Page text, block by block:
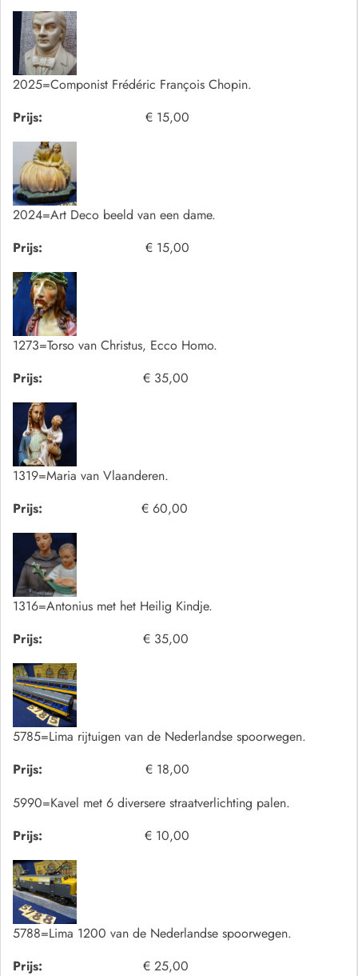
2025=Componist Frédéric François Chopin.
Prijs:
€ 15,00
2024=Art Deco beeld van een dame.
Prijs:
€ 15,00
1273=Torso van Christus, Ecco Homo.
Prijs:
€ 35,00
1319=Maria van Vlaanderen.
Prijs:
€ 60,00
1316=Antonius met het Heilig Kindje.
Prijs:
€ 35,00
5785=Lima rijtuigen van de Nederlandse spoorwegen.
Prijs:
€ 18,00
5990=Kavel met 6 diversere straatverlichting palen.
Prijs:
€ 10,00
5788=Lima 1200 van de Nederlandse spoorwegen.
Prijs:
€ 25,00